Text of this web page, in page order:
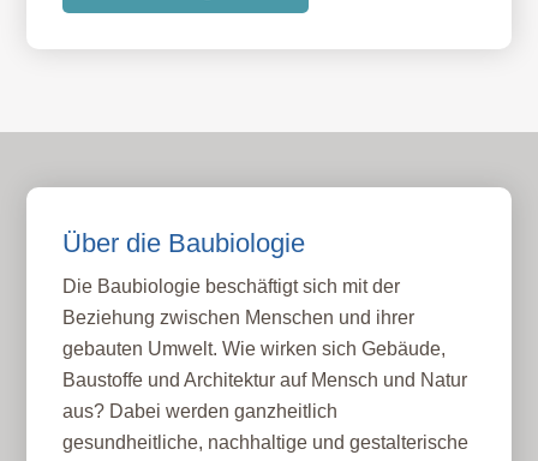
Über die Baubiologie
Die Baubiologie beschäftigt sich mit der
Beziehung zwischen Menschen und ihrer
gebauten Umwelt. Wie wirken sich Gebäude,
Baustoffe und Architektur auf Mensch und Natur
aus? Dabei werden ganzheitlich
gesundheitliche, nachhaltige und gestalterische